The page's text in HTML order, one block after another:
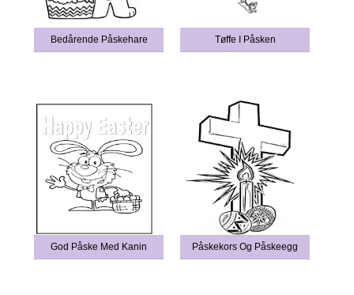
Bedårende Påskehare Tøffe I Påsken
God Påske Med Kanin Påskekors Og Påskeegg